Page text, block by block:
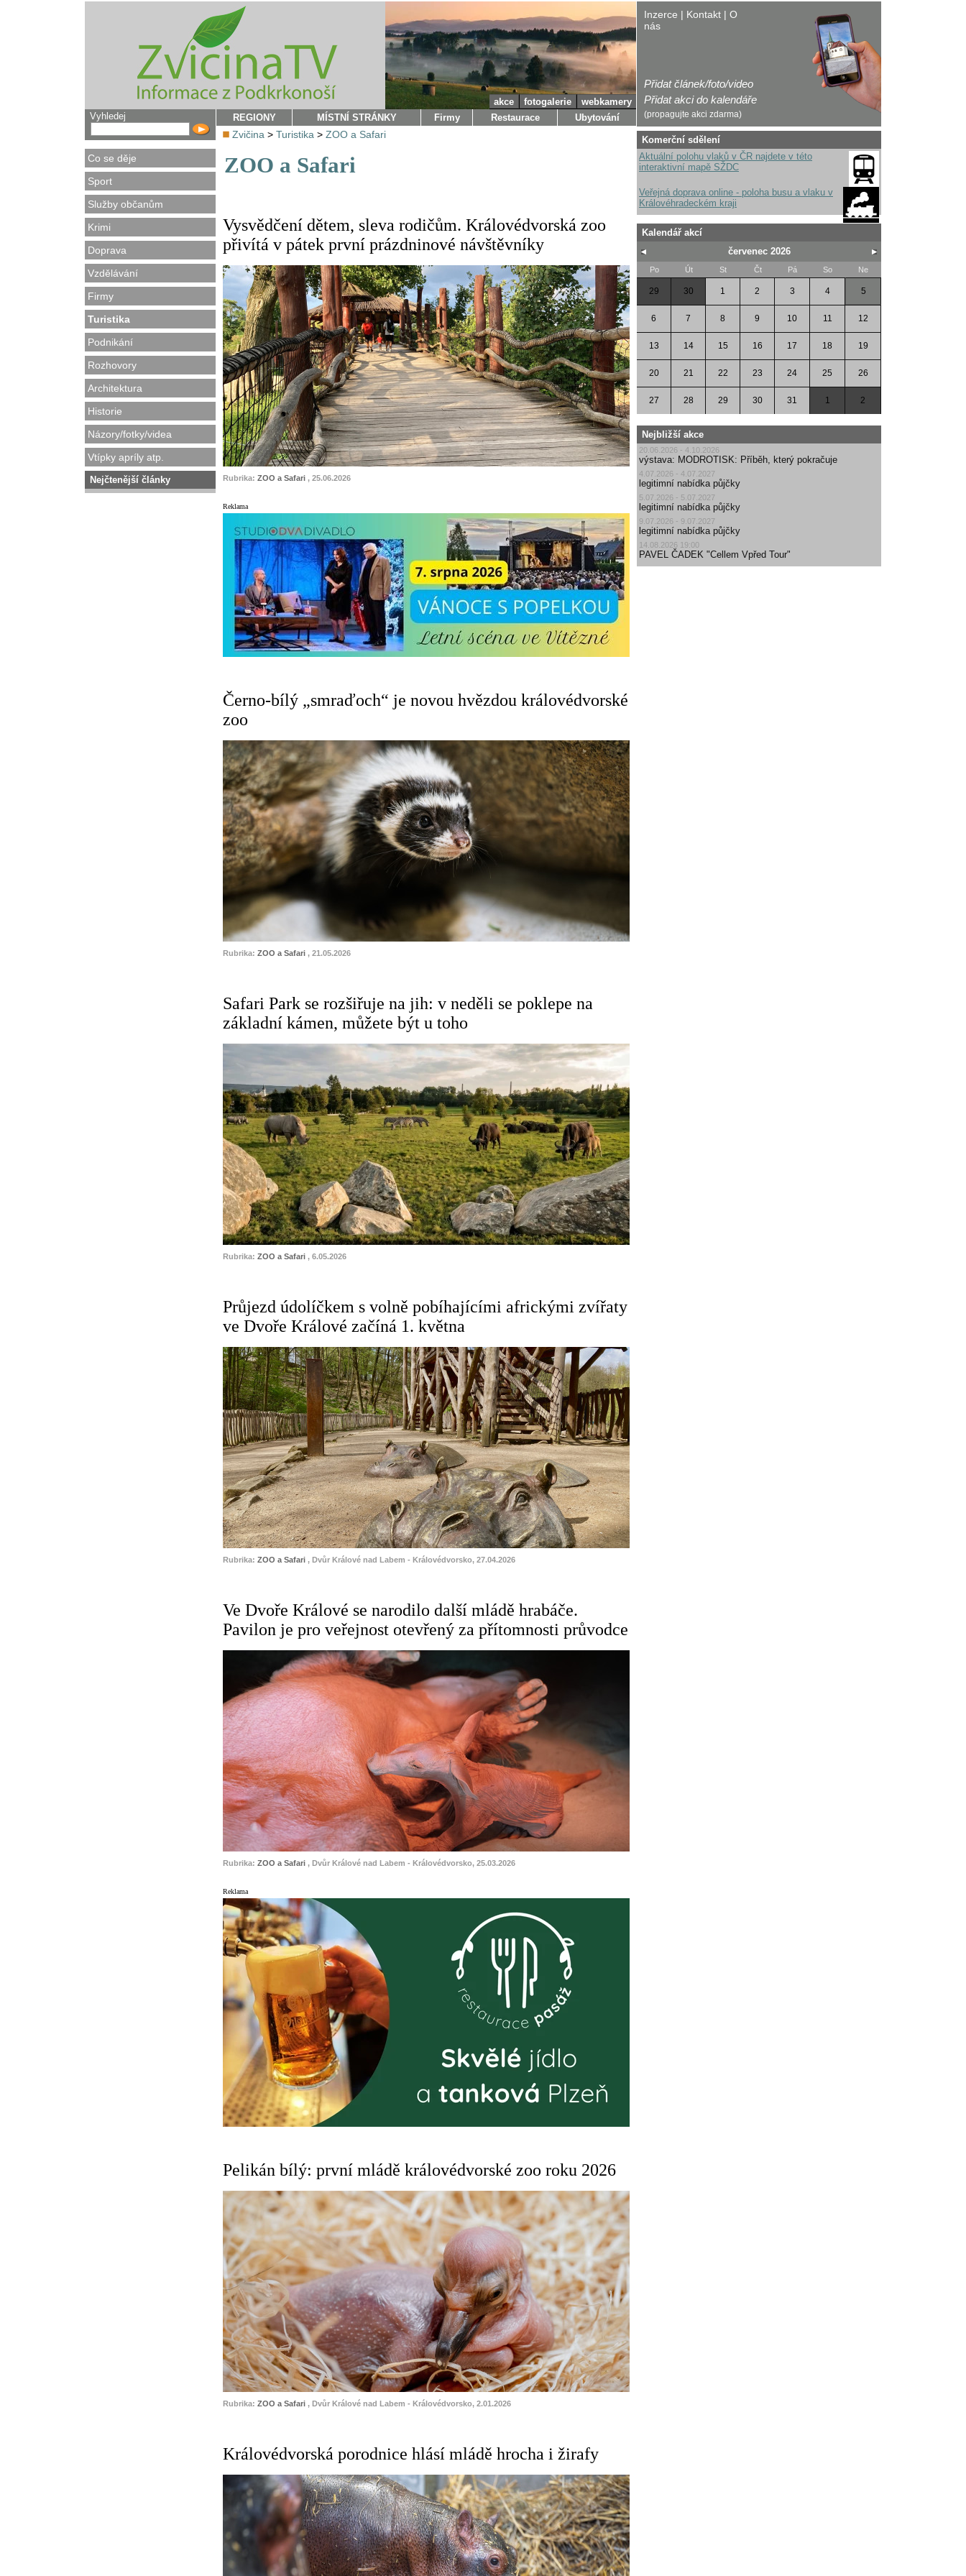
Vyhledej
Co se děje
Sport
Služby občanům
Krimi
Doprava
Vzdělávání
Firmy
Turistika
Podnikání
Rozhovory
Architektura
Historie
Názory/fotky/videa
Vtípky apríly atp.
Nejčtenější články
Inzerce | Kontakt | O
nás
Přidat článek/foto/video
Přidat akci do kalendáře
(propagujte akci zdarma)
akce fotogalerie
webkamery
REGIONY
MÍSTNÍ STRÁNKY Firmy Restaurace Ubytování
Zvičina > Turistika > ZOO a Safari
ZOO a Safari
Vysvědčení dětem, sleva rodičům. Královédvorská zoo
přivítá v pátek první prázdninové návštěvníky
Rubrika: ZOO a Safari , 25.06.2026
Reklama
Černo-bílý „smraďoch“ je novou hvězdou královédvorské
zoo
Rubrika: ZOO a Safari , 21.05.2026
Safari Park se rozšiřuje na jih: v neděli se poklepe na
základní kámen, můžete být u toho
Rubrika: ZOO a Safari , 6.05.2026
Průjezd údolíčkem s volně pobíhajícími africkými zvířaty
ve Dvoře Králové začíná 1. května
Rubrika: ZOO a Safari , Dvůr Králové nad Labem - Královédvorsko, 27.04.2026
Ve Dvoře Králové se narodilo další mládě hrabáče.
Pavilon je pro veřejnost otevřený za přítomnosti průvodce
Rubrika: ZOO a Safari , Dvůr Králové nad Labem - Královédvorsko, 25.03.2026
Reklama
Pelikán bílý: první mládě královédvorské zoo roku 2026
Rubrika: ZOO a Safari , Dvůr Králové nad Labem - Královédvorsko, 2.01.2026
Královédvorská porodnice hlásí mládě hrocha i žirafy
Komerční sdělení
Aktuální polohu vlaků v ČR najdete v této
interaktivní mapě SŽDC
Veřejná doprava online - poloha busu a vlaku v
Královéhradeckém kraji
Kalendář akcí
červenec 2026
Po Út St Čt Pá So Ne
29 30 1 2 3 4 5
6 7 8 9 10 11 12
13 14 15 16 17 18 19
20 21 22 23 24 25 26
27 28 29 30 31 1 2
Nejbližší akce
20.06.2026 - 4.10.2026
výstava: MODROTISK: Příběh, který pokračuje
4.07.2026 - 4.07.2027
legitimní nabídka půjčky
5.07.2026 - 5.07.2027
legitimní nabídka půjčky
9.07.2026 - 9.07.2027
legitimní nabídka půjčky
14.08.2026 19:00
PAVEL ČADEK "Cellem Vpřed Tour"